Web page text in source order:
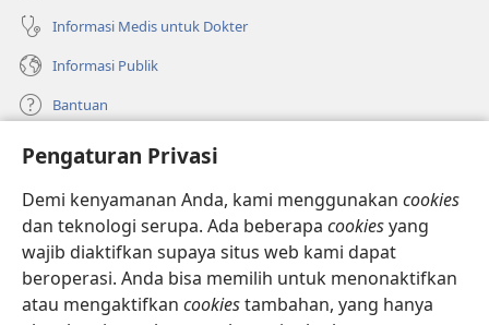
Pengaturan Privasi
Demi kenyamanan Anda, kami menggunakan cookies
dan teknologi serupa. Ada beberapa cookiesyang
wajib diaktifkan supaya situs web kami dapat
beroperasi. Anda bisa memilih untuk menonaktifkan
atau mengaktifkan cookiestambahan, yang hanya
Informasi Medis untuk Dokter
Informasi Publik
Bantuan
Sumbangan
(terbuka
di
window
baru)
PERPUSTAKAAN ONLINE Menara Pengawal
(terbuka
di
window
®
(terbuka
di
windowJW Library ®